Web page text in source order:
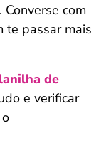
. Converse com
te passar mais
de
e verificar